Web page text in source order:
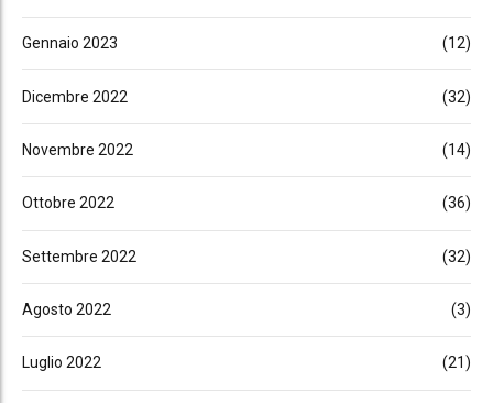
Gennaio 2023 (12)
Dicembre 2022 (32)
Novembre 2022 (14)
Ottobre 2022 (36)
Settembre 2022 (32)
Agosto 2022 (3)
Luglio 2022 (21)